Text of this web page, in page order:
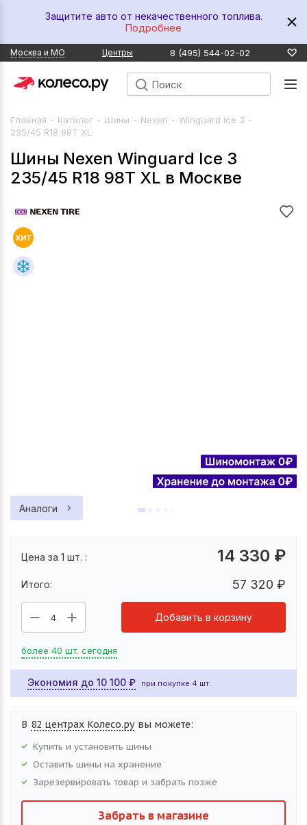
Защитите авто от некачественного топлива.
Подробнее
Москва и МО Центры 8 (495) 544-02-02
Главная - Каталог - Шины - Nexen - Winguard Ice 3 -
235/45 R18 98T XL
Шины Nexen Winguard Ice 3
235/45 R18 98T XL в Москве
Аналоги
Цена за 1 шт. : 14 330 ₽
Итого: 57 320 ₽
4 Добавить в корзину
более 40 шт. сегодня
Экономия до 10 100 ₽ при покупке 4 шт.
В 82 центрах Колесо.ру вы можете:
Купить и установить шины
Оставить шины на хранение
Зарезервировать товар и забрать позже
Забрать в магазине